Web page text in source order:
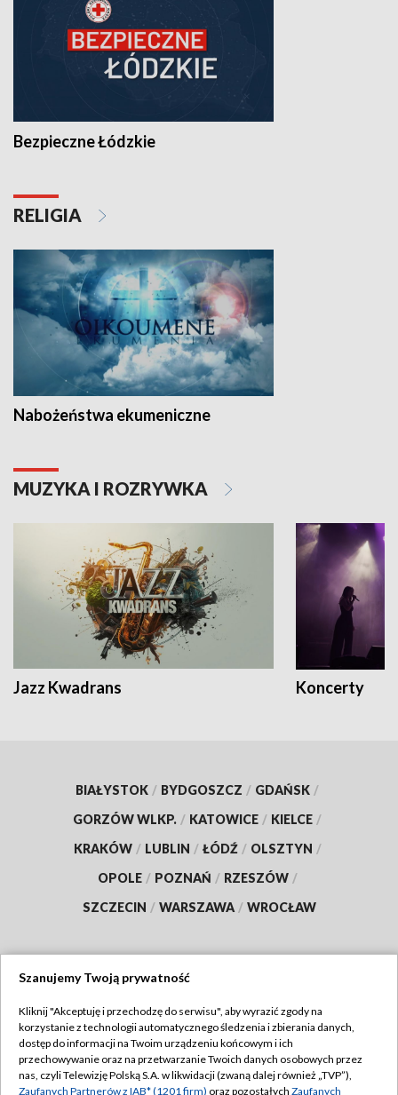
Bezpieczne Łódzkie
RELIGIA
Nabożeństwa ekumeniczne
MUZYKA I ROZRYWKA
Jazz Kwadrans Koncerty
BIAŁYSTOK / BYDGOSZCZ / GDAŃSK /
GORZÓW WLKP. / KATOWICE / KIELCE /
KRAKÓW / LUBLIN / ŁÓDŹ / OLSZTYN /
OPOLE / POZNAŃ / RZESZÓW /
SZCZECIN / WARSZAWA / WROCŁAW
TVP
Abonament TVP
Emisja w TVP
Regulamin TVP
Szanujemy Twoją prywatność
Kliknij "Akceptuję i przechodzę do serwisu", aby wyrazić zgody na
korzystanie z technologii automatycznego śledzenia i zbierania danych,
dostęp do informacji na Twoim urządzeniu końcowym i ich
przechowywanie oraz na przetwarzanie Twoich danych osobowych przez
nas, czyli Telewizję Polską S.A. w likwidacji (zwaną dalej również „TVP”),
Zaufanych Partnerów z IAB* (1201 firm) oraz pozostałych Zaufanych